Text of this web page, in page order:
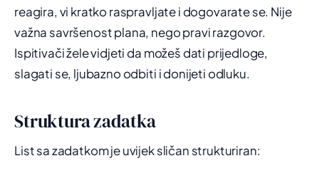
reagira, vi kratko raspravljate i dogovarate se. Nije
važna savršenost plana, nego pravi razgovor.
Ispitivači žele vidjeti da možeš dati prijedloge,
slagati se, ljubazno odbiti i donijeti odluku.
Struktura zadatka
List sa zadatkom je uvijek sličan strukturiran: